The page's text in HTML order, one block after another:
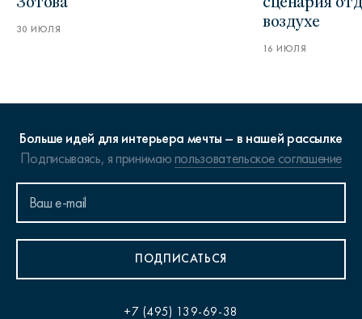
30 ИЮЛЯ воздухе
16 ИЮЛЯ
Больше идей для интерьера мечты – в нашей рассылке
Подписываясь, я принимаюпользовательское соглашение
ПОДПИСАТЬСЯ
+7 (495) 139-69-38